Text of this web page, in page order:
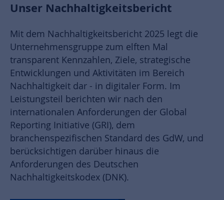
Unser Nachhaltigkeitsbericht
Mit dem Nachhaltigkeitsbericht 2025 legt die
Unternehmensgruppe zum elften Mal
transparent Kennzahlen, Ziele, strategische
Entwicklungen und Aktivitäten im Bereich
Nachhaltigkeit dar - in digitaler Form. Im
Leistungsteil berichten wir nach den
internationalen Anforderungen der Global
Reporting Initiative (GRI), dem
branchenspezifischen Standard des GdW, und
berücksichtigen darüber hinaus die
Anforderungen des Deutschen
Nachhaltigkeitskodex (DNK).